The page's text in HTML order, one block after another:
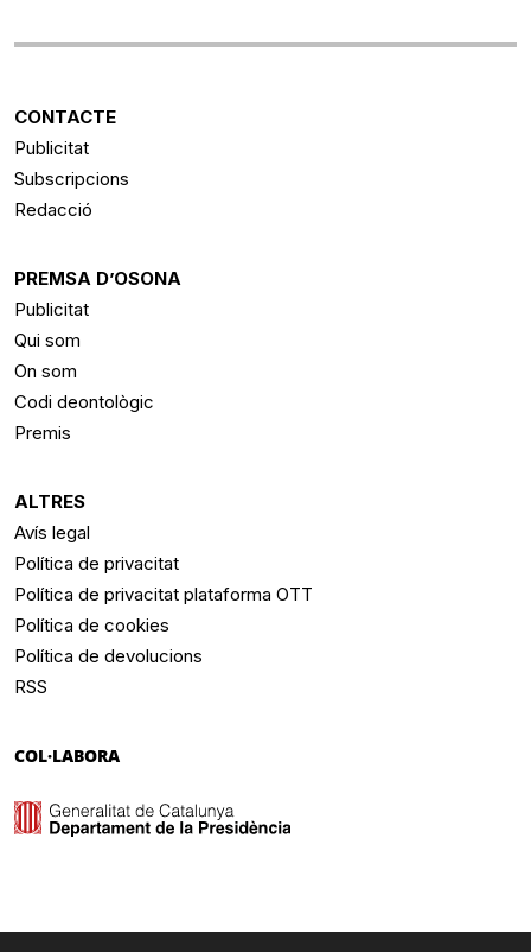
CONTACTE
Publicitat
Subscripcions
Redacció
PREMSA D’OSONA
Publicitat
Qui som
On som
Codi deontològic
Premis
ALTRES
Avís legal
Política de privacitat
Política de privacitat plataforma OTT
Política de cookies
Política de devolucions
RSS
COL·LABORA